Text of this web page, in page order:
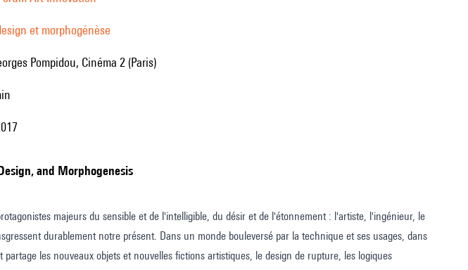
et morphogénèse
Pompidou, Cinéma 2 (Paris)
and Morphogenesis
majeurs du sensible et de l'intelligible, du désir et de l'étonnement : l'artiste, l'ingénieur, le
durablement notre présent. Dans un monde bouleversé par la technique et ses usages, dans
les nouveaux objets et nouvelles fictions artistiques, le design de rupture, les logiques